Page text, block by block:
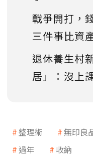
戰爭開打，
三件事比資
退休養生村
居」：沒上
整理術 無印良
過年
收納